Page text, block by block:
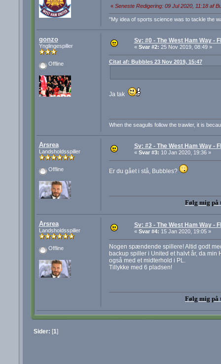
« Seneste Redigering: 09 Jul 2020, 11:18 af
"My idea of sports science was to tackle the
gonzo
Ynglingespiller
Offline
Sv: #0 - The West Ham Way -
« Svar #2: 25 Nov 2019, 08:49 »
Citat af: Bubbles 23 Nov 2019, 15:47
Ja tak
When the seagulls follow the trawler, it is
Arsrea
Landsholdsspiller
Offline
Sv: #2 - The West Ham Way -
« Svar #3: 10 Jan 2020, 19:36 »
Er du gået i stå, Bubbles?
Følg mig på
Arsrea
Landsholdsspiller
Offline
Sv: #3 - The West Ham Way -
« Svar #4: 15 Jan 2020, 19:05 »
Nogen spændende spillere! Altid godt
backup spiller i United et halvt år, da min
også med et midterhold i PL.
Tillykke med 6 pladsen!
Følg mig på
Sider: [1]